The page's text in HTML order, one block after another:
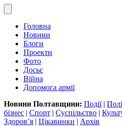
Головна
Новини
Блоги
Проекти
Фото
Досьє
Війна
Допомога армії
Новини Полтавщини: Події|
бізнес | Спорт | Суспільство |
Здоров’я | Цікавинки | Архів